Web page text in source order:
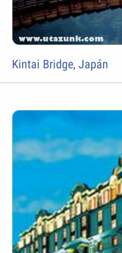
Kintai Bridge, Japán